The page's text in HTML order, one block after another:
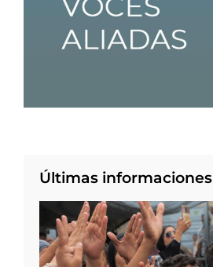
Últimas informaciones